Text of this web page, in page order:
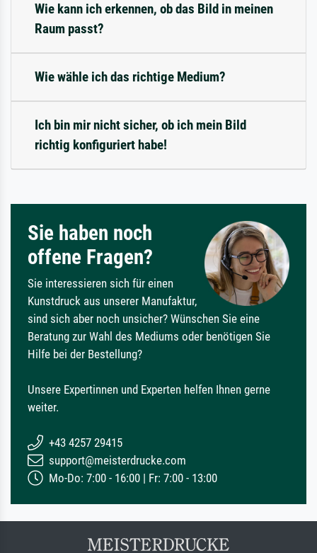
Wie kann ich erkennen, ob das Bild in meinen
Raum passt?
Wie wähle ich das richtige Medium?
Ich bin mir nicht sicher, ob ich mein Bild
richtig konfiguriert habe!
Sie haben noch
offene Fragen?
Sie interessieren sich für einen
Kunstdruck aus unserer Manufaktur,
sind sich aber noch unsicher? Wünschen Sie eine
Beratung zur Wahl des Mediums oder benötigen Sie
Hilfe bei der Bestellung?
Unsere Expertinnen und Experten helfen Ihnen gerne
weiter.
+43 4257 29415
support@meisterdrucke.com
Mo-Do: 7:00 - 16:00 | Fr: 7:00 - 13:00